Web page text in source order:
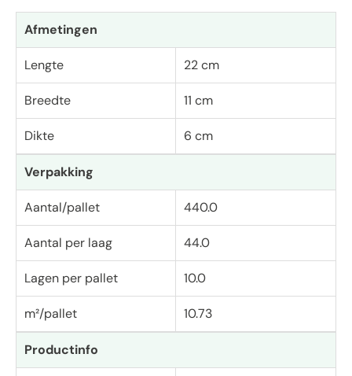
Afmetingen
Lengte 22 cm
Breedte 11 cm
Dikte 6 cm
Verpakking
Aantal/pallet 440.0
Aantal per laag 44.0
Lagen per pallet 10.0
m²/pallet 10.73
Productinfo